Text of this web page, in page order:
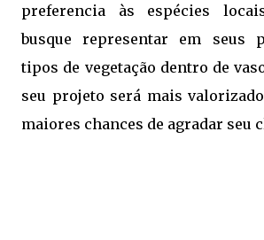
preferencia às espécies
busque representar em seus
tipos de vegetação dentro de
seu projeto será mais
maiores chances de agradar seu